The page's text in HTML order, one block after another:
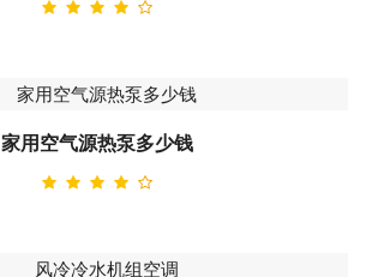
家用空气源热泵多少钱